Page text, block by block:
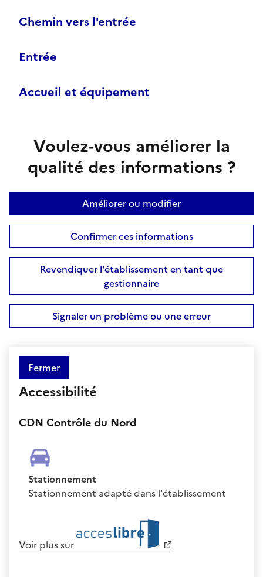
Chemin vers l'entrée
Entrée
Accueil et équipement
Voulez-vous améliorer la
qualité des informations ?
Améliorer ou modifier
Confirmer ces informations
Revendiquer l'établissement en tant que
gestionnaire
Signaler un problème ou une erreur
Fermer
Accessibilité
CDN Contrôle du Nord
Stationnement
Stationnement adapté dans l'établissement
Voir plus sur